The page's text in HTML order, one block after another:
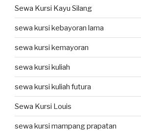
Sewa Kursi Kayu Silang
sewa kursi kebayoran lama
sewa kursi kemayoran
sewa kursi kuliah
sewa kursi kuliah futura
Sewa Kursi Louis
sewa kursi mampang prapatan